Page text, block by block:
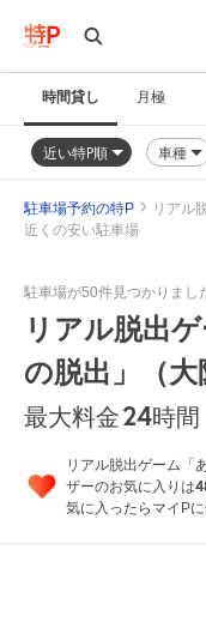
時間貸し 月極
近い特P順 車種
駐車場予約の特P
リアル
近くの安い駐車場
駐車場が50件見つかりまし
リアル脱出
の脱出」（大
最大料金24時間
リアル脱出ゲーム「
ザーのお気に入りは
気に入ったらマイPに